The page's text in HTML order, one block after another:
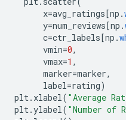
x=avg_ratings [np .
y=num_reviews [np .
c=ctr_labels [np .
vmin=0,
vmax=1 ,
marker=marker,
label=rating)
plt. xlabel( "Average
plt.ylabel( "Number of